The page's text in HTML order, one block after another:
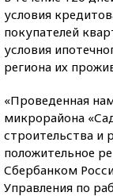
условия
покупателей
условия
региона их
«Проведенная
микрорайона
строительства и
положительное
Сбербанком
Управления по